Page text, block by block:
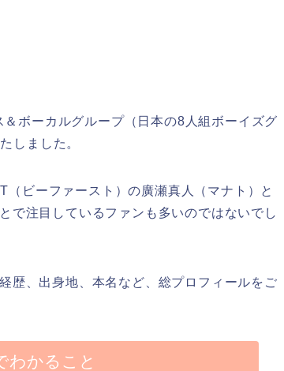
ボーカルグループ（日本の8人組ボーイズグ
しました。
ビーファースト）の廣瀬真人（マナト）と
で注目しているファンも多いのではないでし
歴、出身地、本名など、総プロフィールをご
わかること